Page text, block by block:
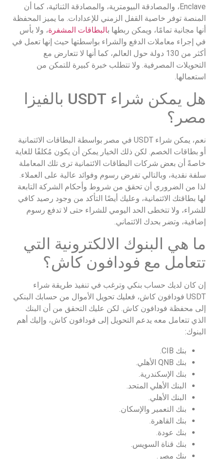
Enclave، والمصادقة البيومترية، والمصادقة الثنائية، كما أن
المنصة توفر خاصية القفل الزمني للإعدادات. ما يميز المحفظة
أنها مجانية تمامًا، ويمكن ربطها بالبطاقات المشفرة، ولا بأس
في إجراء معاملات الدفع والشراء بواسطتها حيث إنها تعمل في
أكثر من 130 دولة حول العالم، كما أنها لا تتعارض مع
التحويلات المصرفية. ولا تتطلب خبرة كبيرة للتمكن من
استعمالها.
هل يمكن شراء USDT بالفيزا
مصر؟
نعم، يمكن شراء USDT في مصر بواسطة البطاقات الائتمانية
أو بطاقات الخصم. لكن ذلك الخيار يمكن أن يكون مُكلفًا للغاية
خاصةً أن بعض شركات البطاقات الائتمانية ترى تلك المعاملة
سلفة نقدية، وبالتالي تفرض رسوم وفوائد عالية على العملاء.
لذا من الضروري أن تحقق من شروط وأحكام الشركة التابعة
لها بطاقتك الائتمانية، وعليك أيضًا التأكد من وجود رصيد كافي
للشراء، ولا تتخطى الحد اليومي للشراء حتى لا تدفع رسوم
إضافية، وتضر بحدك الائتماني.
ما هي البنوك الالكترونية التي
تتعامل مع فودافون كاش؟
إن كان لديك حساب بنكي وترغب في تنفيذ طريقة شراء
USDT فودافون كاش، فعليك تحويل الأموال من حسابك البنكي
إلى محفظة فودافون كاش. لكن عليك التحقق من أن البنك
الذي تتعامل معه يدعم التحويل إلى فودافون كاش، وإليك أهم
البنوك:
بنك CIB.
بنك QNB الأهلي.
بنك الإسكندرية.
البنك الأهلي المتحد.
البنك الأهلي.
بنك التعمير والإسكان.
بنك القاهرة.
بنك عودة.
بنك قناة السويس.
بنك مصر.